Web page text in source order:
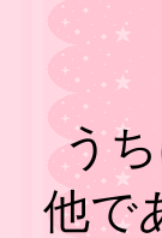
う
他で